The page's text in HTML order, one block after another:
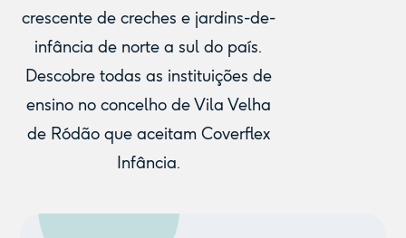
crescente de creches e jardins-de-
infância de norte a sul do país.
Descobre todas as instituições de
ensino no concelho de Vila Velha
de Ródão que aceitam Coverflex
Infância.